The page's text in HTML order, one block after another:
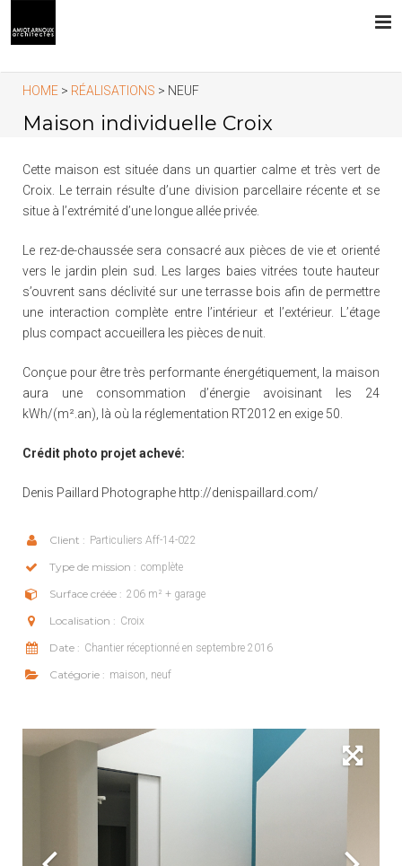
L’AGENCE
PRESTATIONS
RÉALISATIONS
CONTACT
HOME > RÉALISATIONS > NEUF
Maison individuelle Croix
Cette maison est située dans un quartier calme et très vert de
Croix. Le terrain résulte d’une division parcellaire récente et se
situe à l’extrémité d’une longue allée privée.
Le rez-de-chaussée sera consacré aux pièces de vie et orienté
vers le jardin plein sud. Les larges baies vitrées toute hauteur
s’ouvrent sans déclivité sur une terrasse bois afin de permettre
une interaction complète entre l’intérieur et l’extérieur. L’étage
plus compact accueillera les pièces de nuit.
Conçue pour être très performante énergétiquement, la maison
aura une consommation d’énergie avoisinant les 24
kWh/(m².an), là où la réglementation RT2012 en exige 50.
Crédit photo projet achevé:
Denis Paillard Photographe http://denispaillard.com/
Client : Particuliers Aff-14-022
Type de mission : complète
Surface créée : 206 m² + garage
Localisation : Croix
Date : Chantier réceptionné en septembre 2016
Catégorie : maison, neuf